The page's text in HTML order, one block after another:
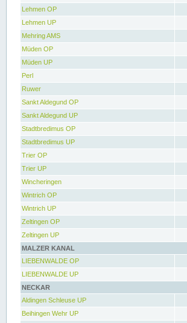
Lehmen OP
Lehmen UP
Mehring AMS
Müden OP
Müden UP
Perl
Ruwer
Sankt Aldegund OP
Sankt Aldegund UP
Stadtbredimus OP
Stadtbredimus UP
Trier OP
Trier UP
Wincheringen
Wintrich OP
Wintrich UP
Zeltingen OP
Zeltingen UP
MALZER KANAL
LIEBENWALDE OP
LIEBENWALDE UP
NECKAR
Aldingen Schleuse UP
Beihingen Wehr UP